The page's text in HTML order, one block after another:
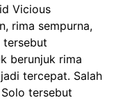
Vicious
rima sempurna,
tersebut
berunjuk rima
tercepat. Salah
tersebut